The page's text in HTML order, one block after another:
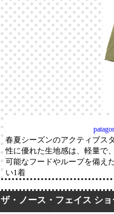
春夏シーズンのアクティブス
性に優れた生地感は、軽量で
可能なフードやループを備え
い1着
ザ・ノース・フェイス シ